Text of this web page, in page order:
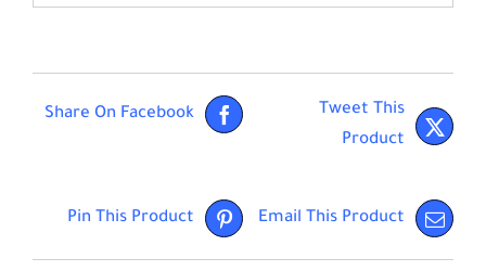
Share On Facebook
Tweet This
Product
Pin This Product Email This Product